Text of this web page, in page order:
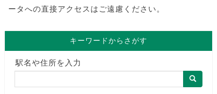
ータへの直接アクセスはご遠慮ください。
キーワードからさがす
駅名や住所を入力